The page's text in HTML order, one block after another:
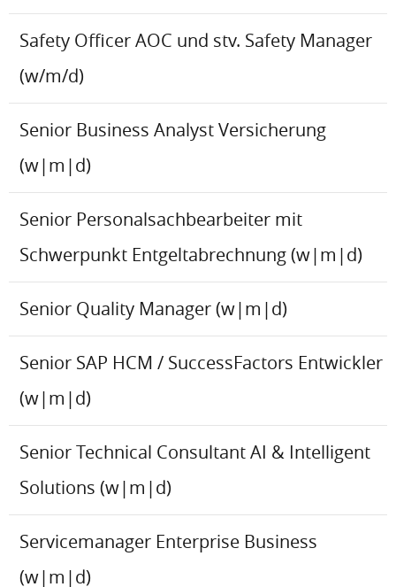
Safety Officer AOC und stv. Safety Manager
(w/m/d)
Senior Business Analyst Versicherung
(w|m|d)
Senior Personalsachbearbeiter mit
Schwerpunkt Entgeltabrechnung (w|m|d)
Senior Quality Manager (w|m|d)
Senior SAP HCM / SuccessFactors Entwickler
(w|m|d)
Senior Technical Consultant AI & Intelligent
Solutions (w|m|d)
Servicemanager Enterprise Business
(w|m|d)